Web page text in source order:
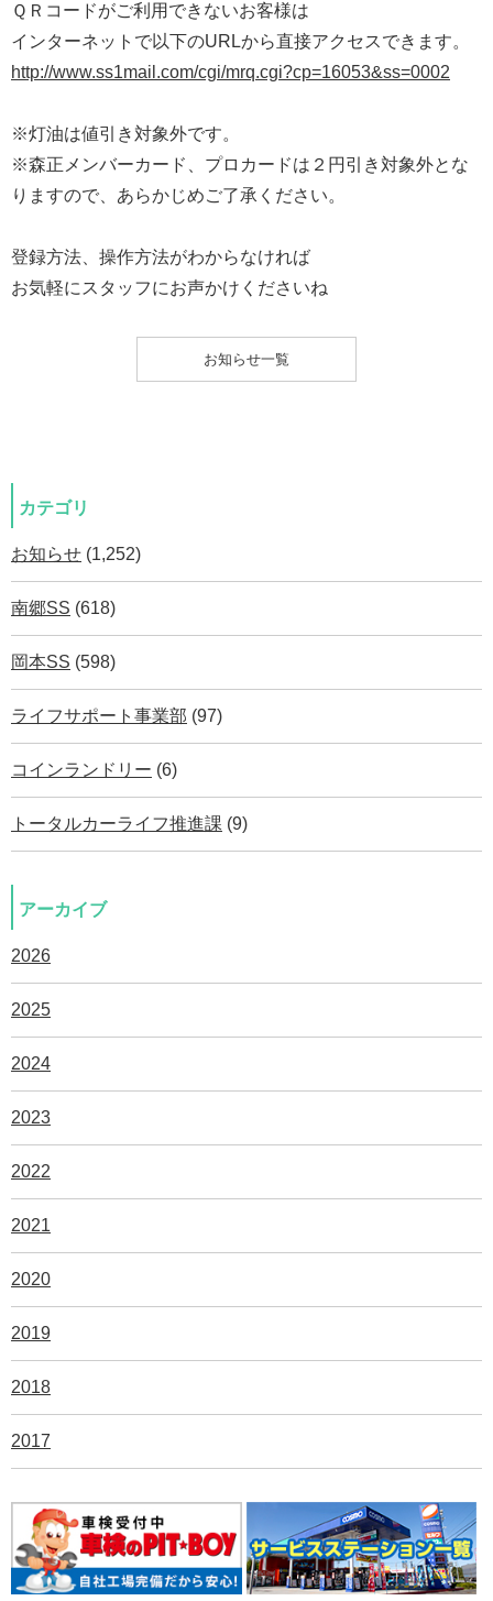
ＱＲコードがご利用できないお客様は
インターネットで以下のURLから直接アクセスできます。
http://www.ss1mail.com/cgi/mrq.cgi?cp=16053&ss=0002
※灯油は値引き対象外です。
※森正メンバーカード、プロカードは２円引き対象外とな
りますので、あらかじめご了承ください。
登録方法、操作方法がわからなければ
お気軽にスタッフにお声かけくださいね
お知らせ一覧
カテゴリ
お知らせ (1,252)
南郷SS (618)
岡本SS (598)
ライフサポート事業部 (97)
コインランドリー (6)
トータルカーライフ推進課 (9)
アーカイブ
2026
2025
2024
2023
2022
2021
2020
2019
2018
2017